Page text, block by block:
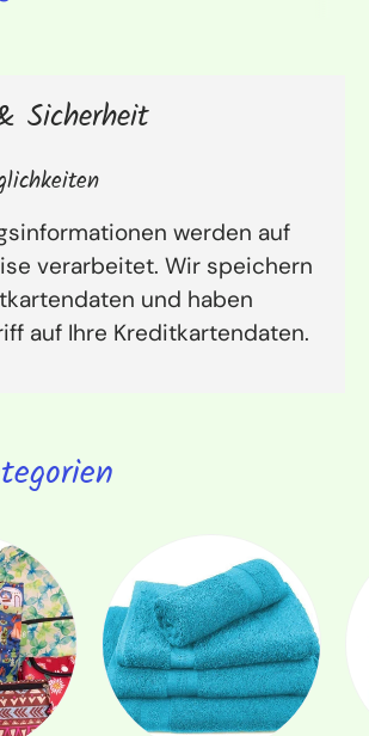
Sicherheit
werden auf
verarbeitet. Wir speichern
und haben
auf Ihre Kreditkartendaten.